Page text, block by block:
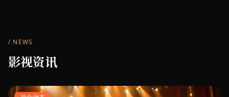
/ NEWS
影视资讯